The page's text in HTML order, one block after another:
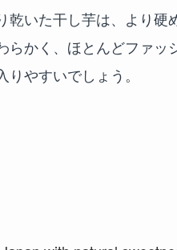
いた干し芋は、より硬
かく、ほとんどファッ
やすいでしょう。